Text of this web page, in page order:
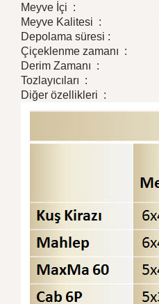
Meyve İçi :
Meyve Kalitesi :
Depolama süresi :
Çiçeklenme zamanı :
Derim Zamanı :
Tozlayıcıları :
Diğer özellikleri :